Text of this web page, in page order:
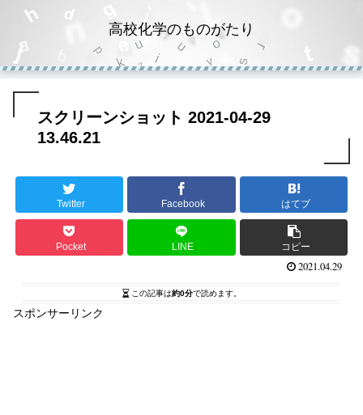
高校化学のものがたり
スクリーンショット 2021-04-29
13.46.21
Twitter Facebook はてブ
Pocket LINE コピー
2021.04.29
この記事は約0分で読めます。
スポンサーリンク